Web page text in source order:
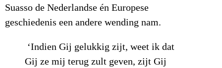
Suasso de Nederlandse én Europese
geschiedenis een andere wending nam.
‘Indien Gij gelukkig zijt, weet ik dat
Gij ze mij terug zult geven, zijt Gij